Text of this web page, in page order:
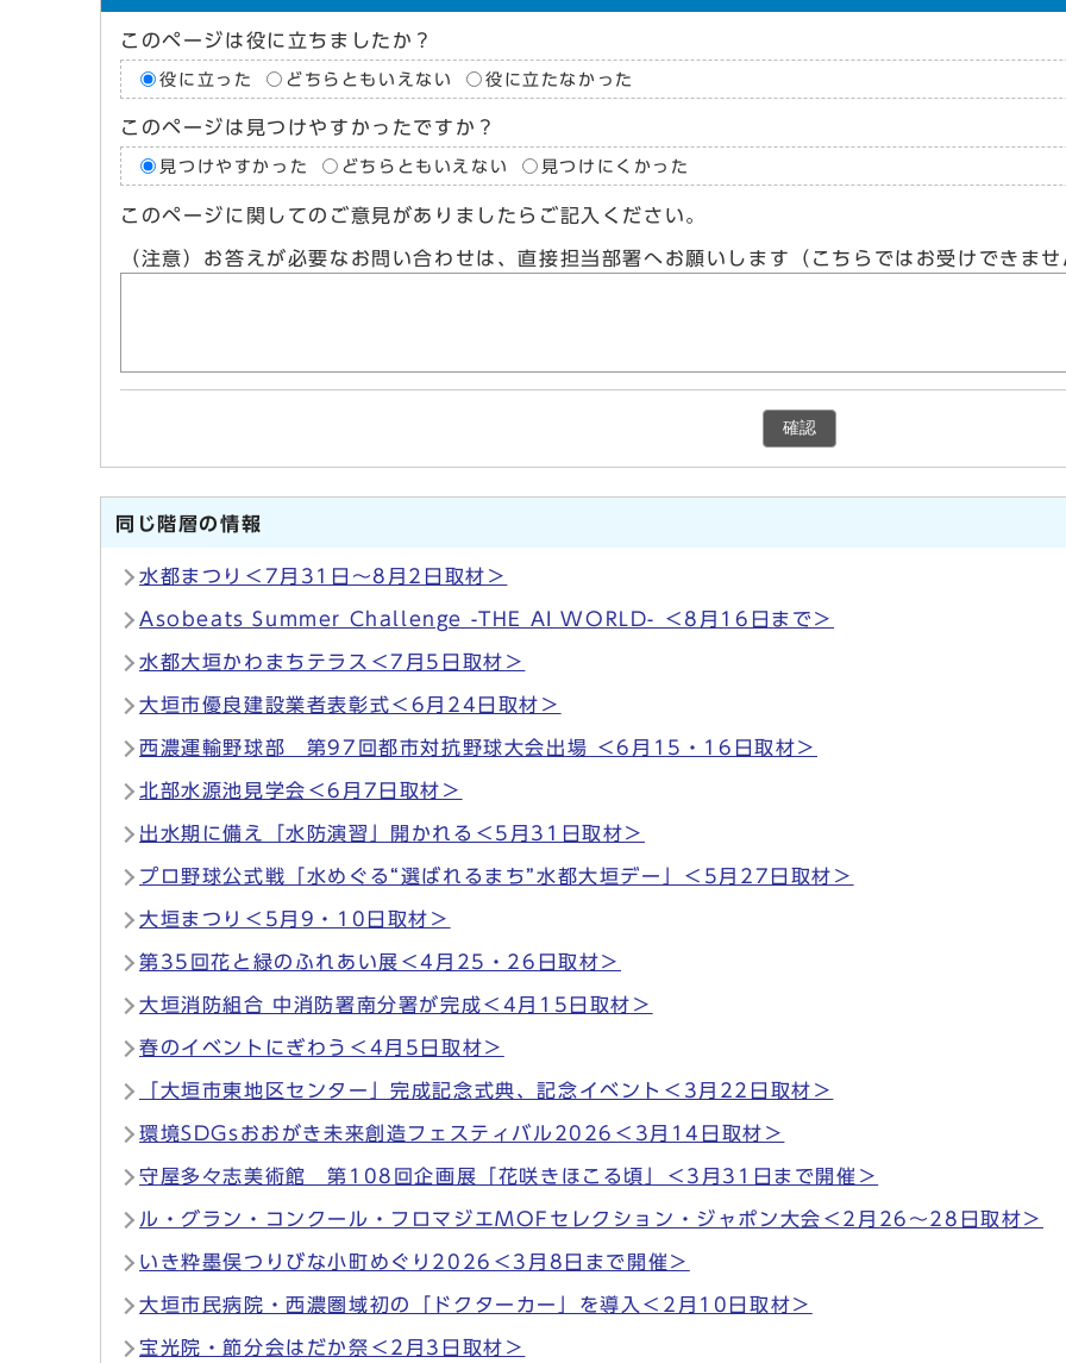
このページは役に立ちましたか？
役に立った どちらともいえない 役に立たなかった
このページは見つけやすかったですか？
見つけやすかった どちらともいえない 見つけにくかった
このページに関してのご意見がありましたらご記入ください。
（注意）お答えが必要なお問い合わせは、直接担当部署へお願いします（こちらではお受けできま
確認
同じ階層の情報
水都まつり＜7月31日～8月2日取材＞
Asobeats Summer Challenge -THE AI WORLD- ＜8月16日まで＞
水都大垣かわまちテラス＜7月5日取材＞
大垣市優良建設業者表彰式＜6月24日取材＞
西濃運輸野球部 第97回都市対抗野球大会出場 ＜6月15・16日取材＞
北部水源池見学会＜6月7日取材＞
出水期に備え「水防演習」開かれる＜5月31日取材＞
プロ野球公式戦「水めぐる“選ばれるまち”水都大垣デー」＜5月27日取材＞
大垣まつり＜5月9・10日取材＞
第35回花と緑のふれあい展＜4月25・26日取材＞
大垣消防組合 中消防署南分署が完成＜4月15日取材＞
春のイベントにぎわう＜4月5日取材＞
「大垣市東地区センター」完成記念式典、記念イベント＜3月22日取材＞
環境SDGsおおがき未来創造フェスティバル2026＜3月14日取材＞
守屋多々志美術館 第108回企画展「花咲きほこる頃」＜3月31日まで開催＞
ル・グラン・コンクール・フロマジエMOFセレクション・ジャポン大会＜2月26～28日取材＞
いき粋墨俣つりびな小町めぐり2026＜3月8日まで開催＞
大垣市民病院・西濃圏域初の「ドクターカー」を導入＜2月10日取材＞
宝光院・節分会はだか祭＜2月3日取材＞